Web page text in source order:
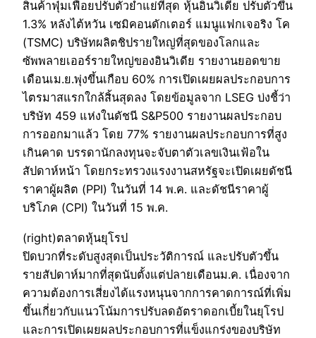
สินค้าฟุ่มเฟือยปรับตัวย่ำแย่ที่สุด หุ้นอินวิเดีย ปรับตัวขึ้น
1.3% หลังไต้หวัน เซมิคอนดักเตอร์ แมนูแฟกเจอริง โค
(TSMC) บริษัทผลิตชิปรายใหญ่ที่สุดของโลกและ
ซัพพลายเออร์รายใหญ่ของอินวิเดีย รายงานยอดขาย
เดือนเม.ย.พุ่งขึ้นเกือบ 60% การเปิดเผยผลประกอบการ
ไตรมาสแรกใกล้สิ้นสุดลง โดยข้อมูลจาก LSEG บ่งชี้ว่า
บริษัท 459 แห่งในดัชนี S&P500 รายงานผลประกอบ
การออกมาแล้ว โดย 77% รายงานผลประกอบการที่สูง
เกินคาด บรรดานักลงทุนจะจับตาตัวเลขเงินเฟ้อใน
สัปดาห์หน้า โดยกระทรวงแรงงานสหรัฐจะเปิดเผยดัชนี
ราคาผู้ผลิต (PPI) ในวันที่ 14 พ.ค. และดัชนีราคาผู้
บริโภค (CPI) ในวันที่ 15 พ.ค.
(right)ตลาดหุ้นยุโรป
ปิดบวกที่ระดับสูงสุดเป็นประวัติการณ์ และปรับตัวขึ้น
รายสัปดาห์มากที่สุดนับตั้งแต่ปลายเดือนม.ค. เนื่องจาก
ความต้องการเสี่ยงได้แรงหนุนจากการคาดการณ์ที่เพิ่ม
ขึ้นเกี่ยวกับแนวโน้มการปรับลดอัตราดอกเบี้ยในยุโรป
และการเปิดเผยผลประกอบการที่แข็งแกร่งของบริษัท